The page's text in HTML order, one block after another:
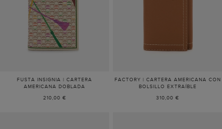
FUSTA INSIGNIA | CARTERA
AMERICANA DOBLADA
210,00 €
FACTORY | CARTERA AMERICANA CON
BOLSILLO EXTRAÍBLE
310,00 €